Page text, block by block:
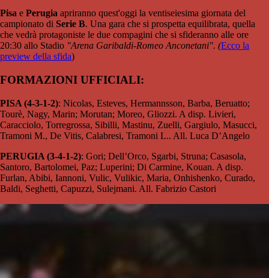
Pisa e Perugia apriranno quest'oggi la ventiseiesima giornata del
campionato di Serie B. Una gara che si prospetta equilibrata, quella
che vedrà protagoniste le due compagini che si sfideranno alle ore
20:30 allo Stadio "Arena Garibaldi-Romeo Anconetani". (Ecco la
preview della sfida)
FORMAZIONI UFFICIALI:
PISA (4-3-1-2): Nicolas, Esteves, Hermannsson, Barba, Beruatto;
Tourè, Nagy, Marin; Morutan; Moreo, Gliozzi. A disp. Livieri,
Caracciolo, Torregrossa, Sibilli, Mastinu, Zuelli, Gargiulo, Masucci,
Tramoni M., De Vitis, Calabresi, Tramoni L.. All. Luca D’Angelo
PERUGIA (3-4-1-2): Gori; Dell’Orco, Sgarbi, Struna; Casasola,
Santoro, Bartolomei, Paz; Luperini; Di Carmine, Kouan. A disp.
Furlan, Abibi, Iannoni, Vulic, Vulikic, Maria, Onhishenko, Curado,
Baldi, Seghetti, Capuzzi, Sulejmani. All. Fabrizio Castori